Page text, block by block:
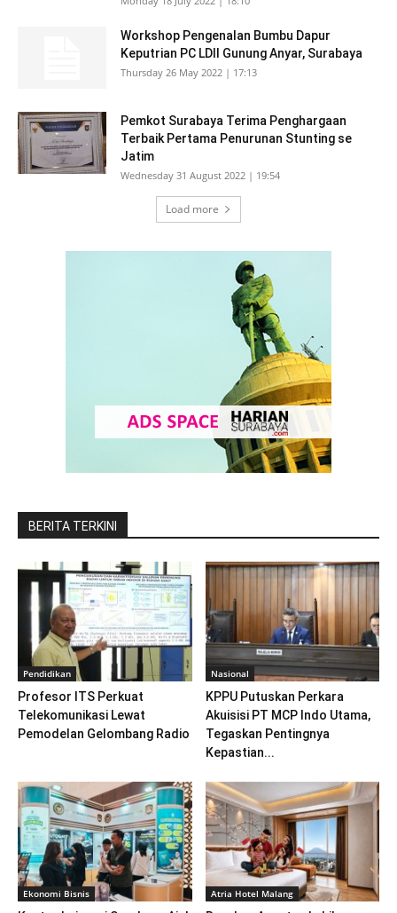
Workshop Pengenalan Bumbu Dapur
Keputrian PC LDII Gunung Anyar, Surabaya
Thursday 26 May 2022 | 17:13
Pemkot Surabaya Terima Penghargaan
Terbaik Pertama Penurunan Stunting se
Jatim
Wednesday 31 August 2022 | 19:54
Load more
BERITA TERKINI
Pendidikan
Profesor ITS Perkuat
Telekomunikasi Lewat
Pemodelan Gelombang Radio
Nasional
KPPU Putuskan Perkara
Akuisisi PT MCP Indo Utama,
Tegaskan Pentingnya
Kepastian...
Ekonomi Bisnis Atria Hotel Malang